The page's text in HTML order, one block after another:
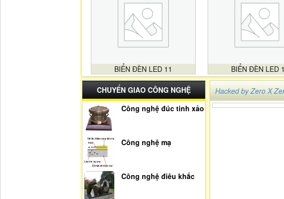
BIỂN ĐÈN LED 11 BIỂN ĐÈN LED
CHUYỂN GIAO CÔNG NGHỆ
Công nghệ đúc tinh xảo
Công nghệ mạ
Công nghệ điêu khắc
Hacked by Zero X